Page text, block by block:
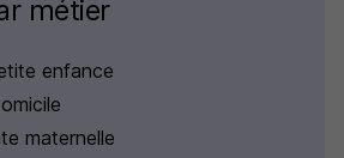
métier
enfance
maternelle